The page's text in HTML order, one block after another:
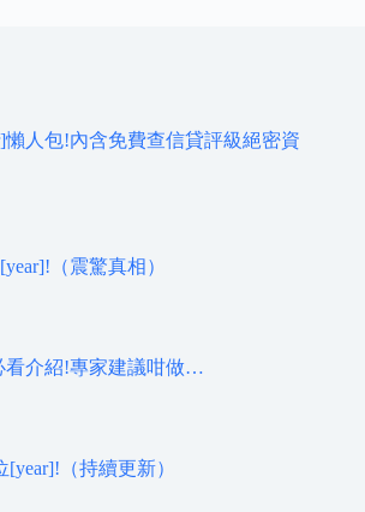
懶人包!內含免費查信貸評級絕密資
（震驚真相）
看介紹!專家建議咁做…
（持續更新）